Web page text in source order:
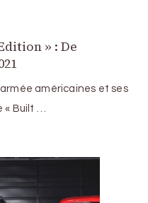
» : De
américaines et ses
Built …